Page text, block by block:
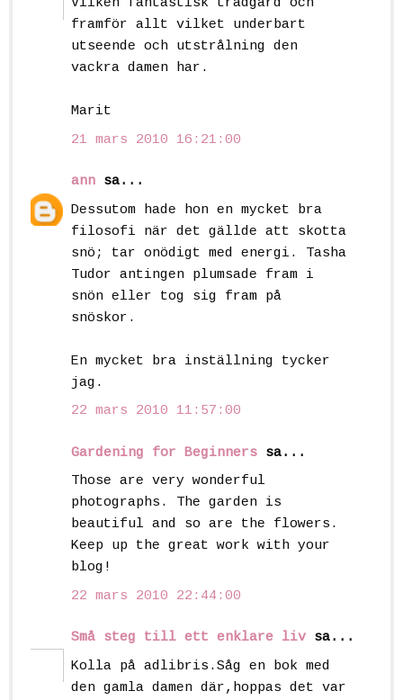
Vilken fantastisk trädgård och
framför allt vilket underbart
utseende och utstrålning den
vackra damen har.
Marit
21 mars 2010 16:21:00
ann sa...
Dessutom hade hon en mycket bra
filosofi när det gällde att skotta
snö; tar onödigt med energi. Tasha
Tudor antingen plumsade fram i
snön eller tog sig fram på
snöskor.
En mycket bra inställning tycker
jag.
22 mars 2010 11:57:00
Gardening for Beginners sa...
Those are very wonderful
photographs. The garden is
beautiful and so are the flowers.
Keep up the great work with your
blog!
22 mars 2010 22:44:00
Små steg till ett enklare liv sa...
Kolla på adlibris.Såg en bok med
den gamla damen där,hoppas det var